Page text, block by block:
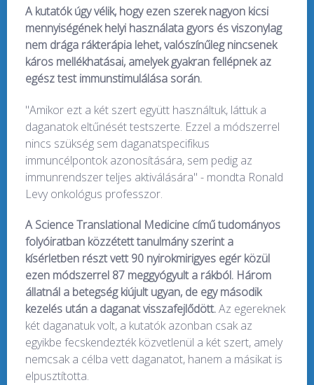
A kutatók úgy vélik, hogy ezen szerek nagyon kicsi
mennyiségének helyi használata gyors és viszonylag
nem drága rákterápia lehet, valószínűleg nincsenek
káros mellékhatásai, amelyek gyakran fellépnek az
egész test immunstimulálása során.
"Amikor ezt a két szert együtt használtuk, láttuk a
daganatok eltűnését testszerte. Ezzel a módszerrel
nincs szükség sem daganatspecifikus
immuncélpontok azonosítására, sem pedig az
immunrendszer teljes aktiválására" - mondta Ronald
Levy onkológus professzor.
A Science Translational Medicine című tudományos
folyóiratban közzétett tanulmány szerint a
kísérletben részt vett 90 nyirokmirigyes egér közül
ezen módszerrel 87 meggyógyult a rákból. Három
állatnál a betegség kiújult ugyan, de egy második
kezelés után a daganat visszafejlődött.Az egereknek
két daganatuk volt, a kutatók azonban csak az
egyikbe fecskendezték közvetlenül a két szert, amely
nemcsak a célba vett daganatot, hanem a másikat is
elpusztította.